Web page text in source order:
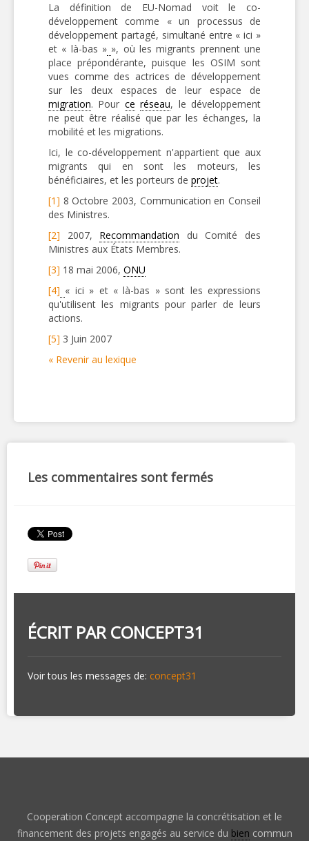
La définition de EU-Nomad voit le co-
développement comme « un processus de
développement partagé, simultané entre « ici »
et « là-bas » », où les migrants prennent une
place prépondérante, puisque les OSIM sont
vues comme des actrices de développement
sur les deux espaces de leur espace de
migration. Pour ce réseau, le développement
ne peut être réalisé que par les échanges, la
mobilité et les migrations.
Ici, le co-développement n'appartient que aux
migrants qui en sont les moteurs, les
bénéficiaires, et les porteurs de projet.
[1] 8 Octobre 2003, Communication en Conseil
des Ministres.
[2] 2007, Recommandation du Comité des
Ministres aux États Membres.
[3] 18 mai 2006, ONU
[4] « ici » et « là-bas » sont les expressions
qu'utilisent les migrants pour parler de leurs
actions.
[5] 3 Juin 2007
« Revenir au lexique
Les commentaires sont fermés
ÉCRIT PARCONCEPT31
Voir tous les messages de: concept31
Cooperation Concept accompagne la concrétisation et le
financement des projets engagés au service du bien commun